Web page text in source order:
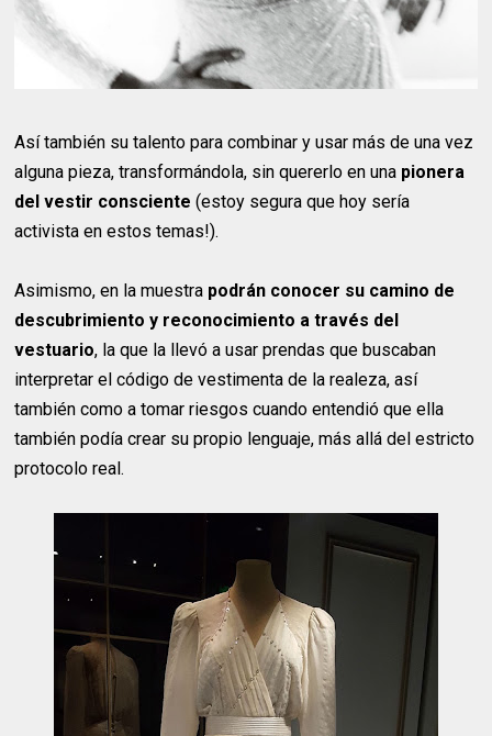
Así también su talento para combinar y usar más de una vez
alguna pieza, transformándola, sin quererlo en una pionera
del vestir consciente (estoy segura que hoy sería
activista en estos temas!).
Asimismo, en la muestra podrán conocer su camino de
descubrimiento y reconocimiento a través del
vestuario, la que la llevó a usar prendas que buscaban
interpretar el código de vestimenta de la realeza, así
también como a tomar riesgos cuando entendió que ella
también podía crear su propio lenguaje, más allá del estricto
protocolo real.